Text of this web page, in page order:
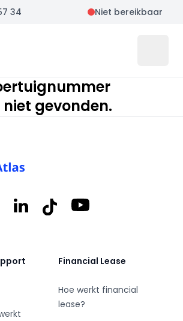
34 Niet bereikbaar
niet gevonden.
LinkedInTiktok YouTube
Financial Lease
Hoe werkt financial
lease?